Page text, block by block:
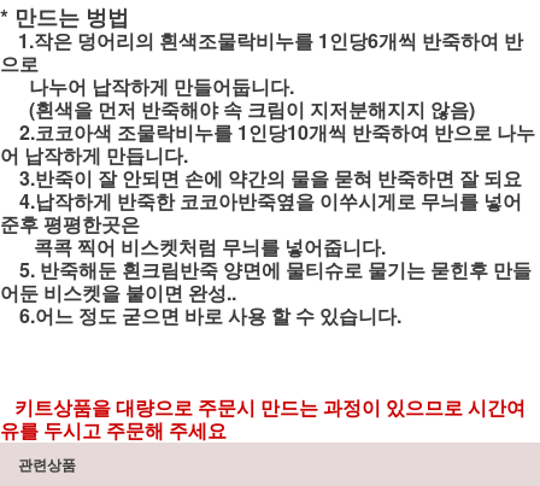
* 만드는 벙법
1.작은 덩어리의 흰색조물락비누를 1인당6개씩 반죽하여 반
으로
나누어 납작하게 만들어둡니다.
(흰색을 먼저 반죽해야 속 크림이 지저분해지지 않음)
2.코코아색 조물락비누를 1인당10개씩 반죽하여 반으로 나누
어 납작하게 만듭니다.
3.반죽이 잘 안되면 손에 약간의 물을 묻혀 반죽하면 잘 되요
4.납작하게 반죽한 코코아반죽옆을 이쑤시게로 무늬를 넣어
준후 평평한곳은
콕콕 찍어 비스켓처럼 무늬를 넣어줍니다.
5. 반죽해둔 흰크림반죽 양면에 물티슈로 물기는 묻힌후 만들
어둔 비스켓을 붙이면 완성..
6.어느 정도 굳으면 바로 사용 할 수 있습니다.
키트상품을 대량으로 주문시 만드는 과정이 있으므로 시간여
유를 두시고 주문해 주세요
관련상품